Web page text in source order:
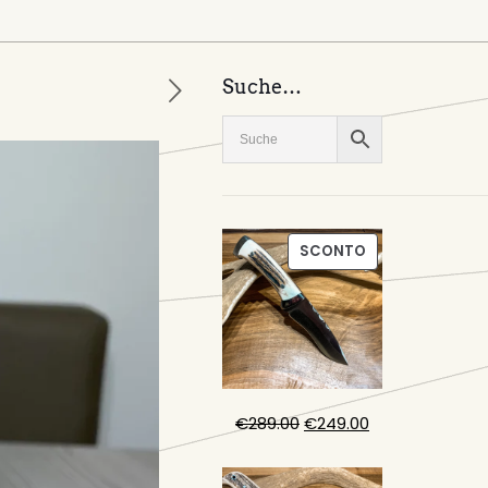
Suche…
SCONTO PRODOTTO
IN
OFFERTA
€289.00Il
originale
€249.00
attuale